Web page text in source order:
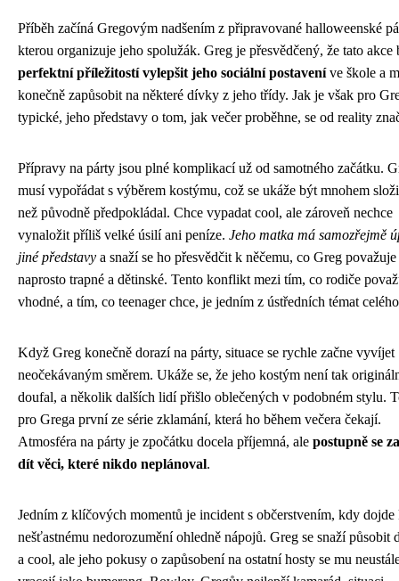
Příběh začíná Gregovým nadšením z připravované halloweenské
kterou organizuje jeho spolužák. Greg je přesvědčený, že tato akce
perfektní příležitostí vylepšit jeho sociální postaveníve škole a
konečně zapůsobit na některé dívky z jeho třídy. Jak je však pro
typické, jeho představy o tom, jak večer proběhne, se od reality
Přípravy na párty jsou plné komplikací už od samotného začátku.
musí vypořádat s výběrem kostýmu, což se ukáže být mnohem
než původně předpokládal. Chce vypadat cool, ale zároveň nechce
vynaložit příliš velké úsilí ani peníze. Jeho matka má samozřejmě
jiné představy a snaží se ho přesvědčit k něčemu, co Greg považuje
naprosto trapné a dětinské. Tento konflikt mezi tím, co rodiče
vhodné, a tím, co teenager chce, je jedním z ústředních témat
Když Greg konečně dorazí na párty, situace se rychle začne vyvíjet
neočekávaným směrem. Ukáže se, že jeho kostým není tak
doufal, a několik dalších lidí přišlo oblečených v podobném stylu.
pro Grega první ze série zklamání, která ho během večera čekají.
Atmosféra na párty je zpočátku docela příjemná, ale postupně se
dít věci, které nikdo neplánoval.
Jedním z klíčových momentů je incident s občerstvením, kdy dojde
nešťastnému nedorozumění ohledně nápojů. Greg se snaží působit
a cool, ale jeho pokusy o zapůsobení na ostatní hosty se mu